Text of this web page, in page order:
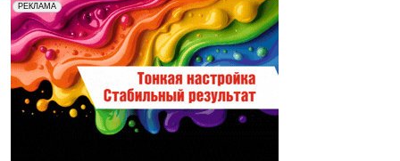
РЕКЛАМА
Реклама. Рекламодатель ООО "Передовые Системы
Печати" erid: 2SDnjd2d4Qz